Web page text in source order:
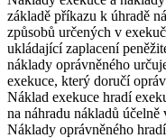
základě příkazu k úhradě
způsobů určených v
ukládající zaplacení
náklady oprávněného
exekuce, který doručí
Náklad exekuce hradí
na náhradu nákladů
Náklady oprávněného